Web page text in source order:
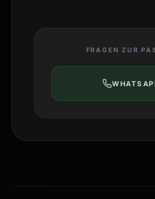
FRAGEN ZUR